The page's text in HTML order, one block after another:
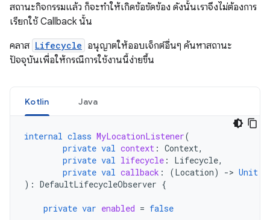
สถานะกิจกรรมแล้ว ก็จะทำให้เกิดข้อขัดข้อง ดังนั้นเราจึงไม่ต้องการ
เรียกใช้ Callback นั้น
คลาส Lifecycle อนุญาตให้ออบเจ็กต์อื่นๆ ค้นหาสถานะ
ปัจจุบันเพื่อให้กรณีการใช้งานนี้ง่ายขึ้น
Kotlin Java
internal class MyLocationListener(
private val context : Context,
private val lifecycle : Lifecycle,
private val callback : (Location) -> Unit
): DefaultLifecycleObserver {
private var enabled = false